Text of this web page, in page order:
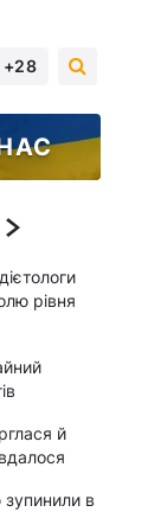
+28
рівня
й
в